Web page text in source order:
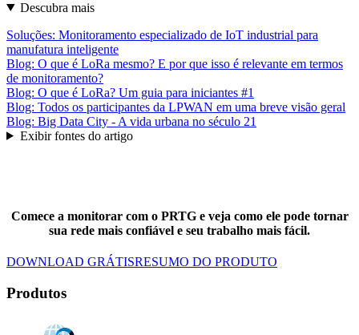
Descubra mais
Soluções: Monitoramento especializado de IoT industrial para
manufatura inteligente
Blog: O que é LoRa mesmo? E por que isso é relevante em termos
de monitoramento?
Blog: O que é LoRa? Um guia para iniciantes #1
Blog: Todos os participantes da LPWAN em uma breve visão geral
Blog: Big Data City - A vida urbana no século 21
Exibir fontes do artigo
Comece a monitorar com o PRTG e veja como ele pode tornar
sua rede mais confiável e seu trabalho mais fácil.
DOWNLOAD GRÁTISRESUMO DO PRODUTO
Produtos